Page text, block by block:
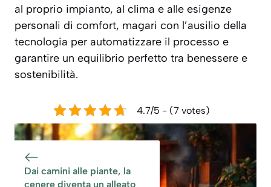
al proprio impianto, al clima e alle esigenze
personali di comfort, magari con l’ausilio della
tecnologia per automatizzare il processo e
garantire un equilibrio perfetto tra benessere e
sostenibilità.
4.7/5 - (7 votes)
Dai camini alle piante, la
cenere diventa un alleato